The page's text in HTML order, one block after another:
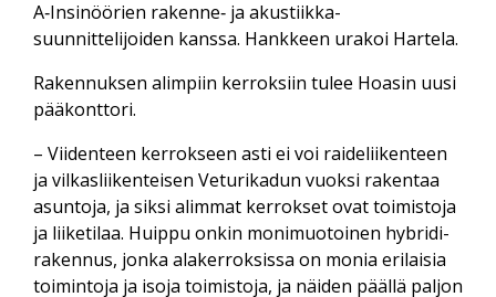
A‑Insinöörien rakenne‑ ja akustiikka­
suunnittelijoiden kanssa. Hankkeen urakoi Hartela.
Rakennuksen alimpiin kerroksiin tulee Hoasin uusi
pääkonttori.
– Viidenteen kerrokseen asti ei voi raide­liikenteen
ja vilkas­liikenteisen Veturikadun vuoksi rakentaa
asuntoja, ja siksi alimmat kerrokset ovat toimistoja
ja liike­tilaa. Huippu onkin moni­muotoinen hybridi­
rakennus, jonka ala­kerroksissa on monia erilaisia
toimintoja ja isoja toimistoja, ja näiden päällä paljon